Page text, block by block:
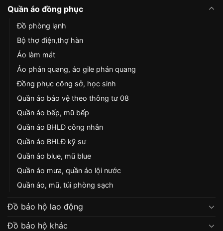
Quần áo đồng phục
Đồ phòng lạnh
Bộ thợ điện,thợ hàn
Áo làm mát
Áo phản quang, áo gile phản quang
Đồng phục công sở, học sinh
Quần áo bảo vệ theo thông tư 08
Quần áo bếp, mũ bếp
Quần áo BHLĐ công nhân
Quần áo BHLĐ kỹ sư
Quần áo blue, mũ blue
Quần áo mưa, quần áo lội nước
Quần áo, mũ, túi phòng sạch
Đồ bảo hộ lao động
Đồ bảo hộ khác